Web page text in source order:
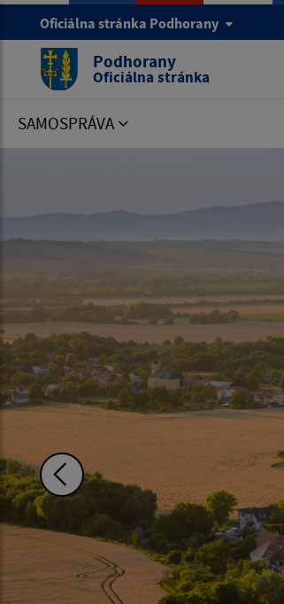
Oficiálna stránka Podhorany
Podhorany
Oficiálna stránka
SAMOSPRÁVA